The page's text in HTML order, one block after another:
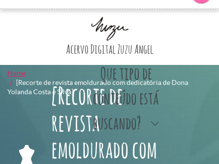
Acervo Digital Zuzu Angel
Que tipo de
conteúdo está
buscando?
Home
[Recorte de revista emoldurado com dedicatória de Dona
Yolanda Costa e Silva][Recorte de
revista
emoldurado com